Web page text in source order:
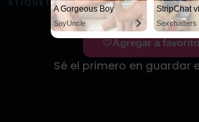
ETIQUETAS: #Hermanos
Agregar a
Sé el primero en guardar
A Gorgeous Boy
SayUncle
StripChat
Sexchatters